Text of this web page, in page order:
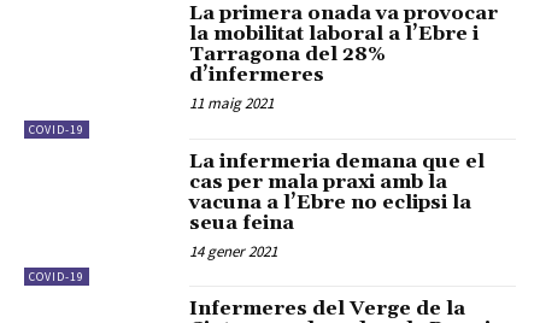
COVID-19
La primera onada va provocar
la mobilitat laboral a l’Ebre i
Tarragona del 28%
d’infermeres
11 maig 2021
COVID-19
La infermeria demana que el
cas per mala praxi amb la
vacuna a l’Ebre no eclipsi la
seua feina
14 gener 2021
Infermeres del Verge de la